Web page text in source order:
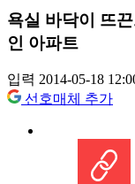
욕실 바닥이 뜨
인 아파트
입력 2014-05-18
선호매체 추가